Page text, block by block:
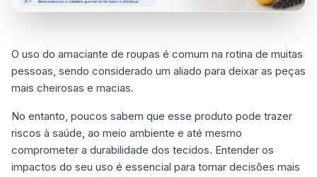
O uso do amaciante de roupas é comum na rotina de muitas
pessoas, sendo considerado um aliado para deixar as peças
mais cheirosas e macias.
No entanto, poucos sabem que esse produto pode trazer
riscos à saúde, ao meio ambiente e até mesmo
comprometer a durabilidade dos tecidos. Entender os
impactos do seu uso é essencial para tomar decisões mais